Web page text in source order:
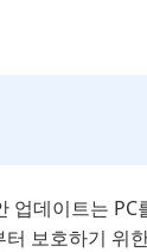
업데이트는 PC
보호하기 위